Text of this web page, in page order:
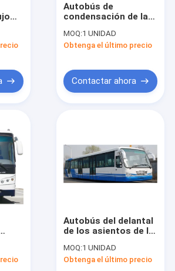
Autobús de
condensación de las
aeropuerto de lujo
del cuerpo aero- con
MOQ:1 UNIDAD
Obtenga el último precio
Contactar ahora
Autobús del delantal
de los asientos de la
autobús los 2.7m de
la rampa con el
MOQ:1 UNIDAD
Obtenga el último precio